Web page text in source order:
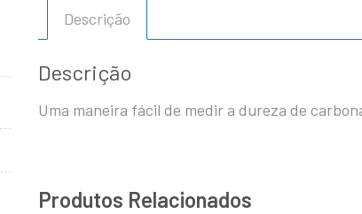
Descrição
Descrição
Uma maneira fácil de medir a dureza de
Produtos Relacionados